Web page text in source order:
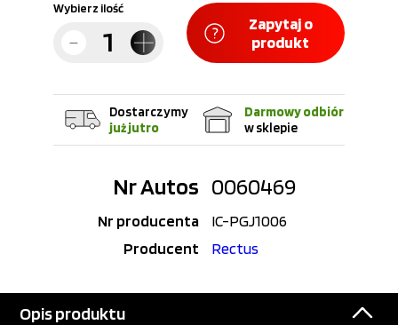
Wybierz ilość
Zapytaj o
produkt
Dostarczymy
już jutro
Darmowy odbiór
w sklepie
Nr Autos 0060469
Nr producenta
IC-PGJ1006
Producent
Rectus
Opis produktu